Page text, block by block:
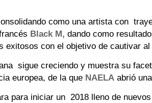
como una artista con
Black M, dando como
con el objetivo de cautivar
sigue creciendo y muestra su
europea, de la que NAELA abrió
para iniciar un 2018 lleno de